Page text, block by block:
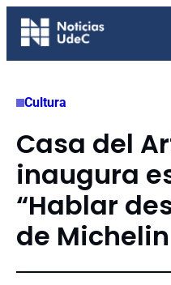
Saltar
Cultura
Casa del
inaugura
“Hablar
de